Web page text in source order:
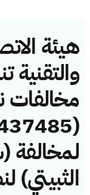
هيئة
والتقنية
مخالفات
لمخالفة
الثبيتي)